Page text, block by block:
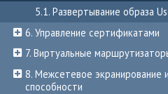
5.1. Развертывание образа
6. Управление сертификатами
7. Виртуальные
8. Межсетевое экранирование
способности